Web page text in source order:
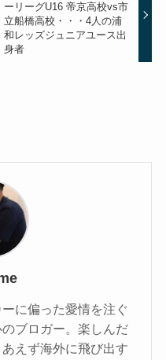
ーリーグU16 帝京高校vs市
立船橋高校・・・4人の浦
和レッズジュニアユース出
身者
に偏った愛情を注ぐ
ブロガー。楽しんだ
えず海外に飛び出す